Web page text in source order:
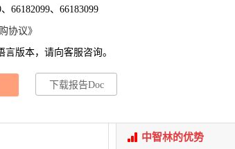
66182099、66183099
协议》
版本，请向客服咨询。
下载报告Doc
中智林的优势